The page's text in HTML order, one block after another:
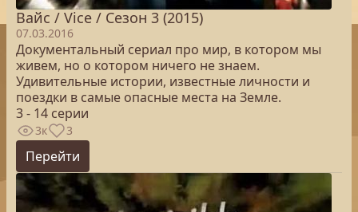
Вайс / Vice / Сезон 3 (2015)
07.03.2016
Документальный сериал про мир, в котором мы
живем, но о котором ничего не знаем.
Удивительные истории, известные личности и
поездки в самые опасные места на Земле.
3 - 14 серии
3к 3
Перейти